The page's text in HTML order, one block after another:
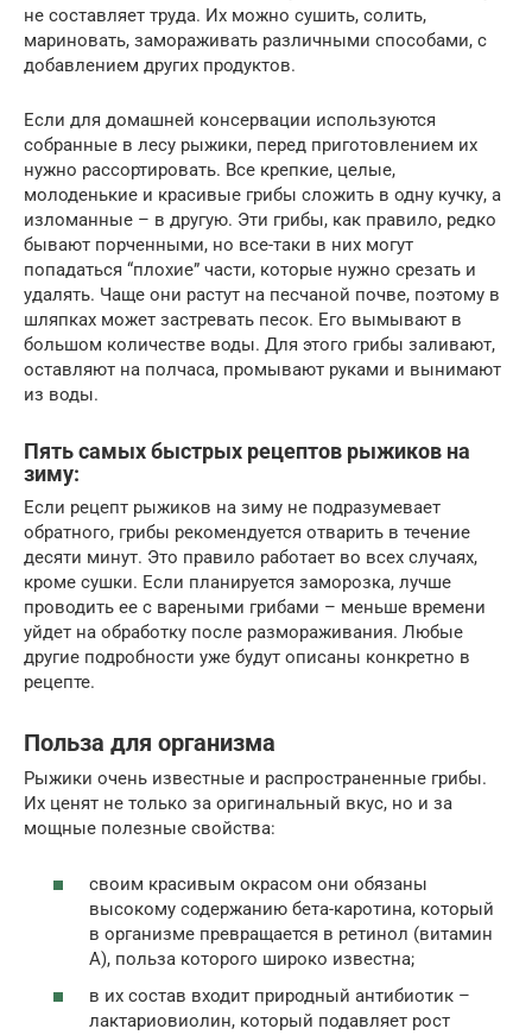
не составляет труда. Их можно сушить, солить,
мариновать, замораживать различными способами, с
добавлением других продуктов.
Если для домашней консервации используются
собранные в лесу рыжики, перед приготовлением их
нужно рассортировать. Все крепкие, целые,
молоденькие и красивые грибы сложить в одну кучку, а
изломанные – в другую. Эти грибы, как правило, редко
бывают порченными, но все-таки в них могут
попадаться “плохие” части, которые нужно срезать и
удалять. Чаще они растут на песчаной почве, поэтому в
шляпках может застревать песок. Его вымывают в
большом количестве воды. Для этого грибы заливают,
оставляют на полчаса, промывают руками и вынимают
из воды.
Пять самых быстрых рецептов рыжиков на
зиму:
Если рецепт рыжиков на зиму не подразумевает
обратного, грибы рекомендуется отварить в течение
десяти минут. Это правило работает во всех случаях,
кроме сушки. Если планируется заморозка, лучше
проводить ее с вареными грибами – меньше времени
уйдет на обработку после размораживания. Любые
другие подробности уже будут описаны конкретно в
рецепте.
Польза для организма
Рыжики очень известные и распространенные грибы.
Их ценят не только за оригинальный вкус, но и за
мощные полезные свойства:
своим красивым окрасом они обязаны
высокому содержанию бета-каротина, который
в организме превращается в ретинол (витамин
А), польза которого широко известна;
в их состав входит природный антибиотик –
лактариовиолин, который подавляет рост